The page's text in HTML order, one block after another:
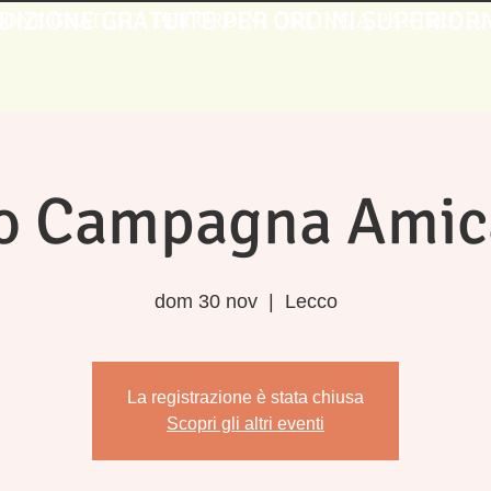
Campagna
dom 30 nov
  |
Lecco
La registrazione è stata chiusa
Scopri gli altri eventi